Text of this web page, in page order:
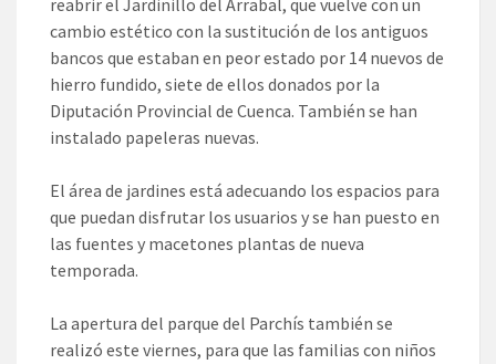
reabrir el Jardinillo del Arrabal, que vuelve con un
cambio estético con la sustitución de los antiguos
bancos que estaban en peor estado por 14 nuevos de
hierro fundido, siete de ellos donados por la
Diputación Provincial de Cuenca. También se han
instalado papeleras nuevas.
El área de jardines está adecuando los espacios para
que puedan disfrutar los usuarios y se han puesto en
las fuentes y macetones plantas de nueva
temporada.
La apertura del parque del Parchís también se
realizó este viernes, para que las familias con niños